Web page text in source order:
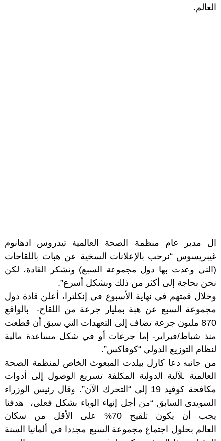
العالم.
ال مدير عام منظمة الصحة العالمية تيدروس ادهانوم
غيبريسوس “نرحب بالإعلانات السخية عن هبات باللقاحات
(التي وعدت بها دول مجموعة السبع) ونشكر القادة، لكن
نحن بحاجة إلى أكثر من ذلك وبشكل أسرع”.
وخلال قمتهم في نهاية الأسبوع في إنكلترا،
أعلن قادة دول
مجموعة السبع عن هبة بمليار جرعة من اللقاح-بالواقع
870 مليون جرعة تضاف إلى التعهدات التي سبق أن قطعت
منذ شباط/فبراير- إما جرعات أو في شكل مساعدة مالية
لنظام التوزيع الدولي “كوفاكس”.
من جانبه دعا كارل بيلدت المبعوث الخاص لمنظمة الصحة
العالمية للآلية الدولية المكلفة تسريع الوصول إلى أدوات
مكافحة كوفيد 19 إلى “التحرك الآن”. وقال رئيس الوزراء
السويدي السابق “من أجل إنهاء الوباء بشكل فعلي، هدفنا
يجب أن يكون تلقيح 70% على الأقل من سكان
العالم بحلول اجتماع مجموعة السبع مجددا في ألمانيا السنة